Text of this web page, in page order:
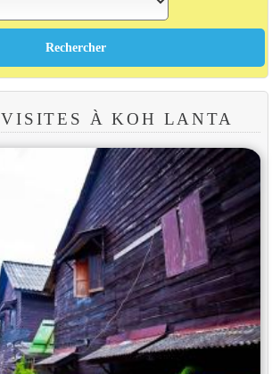
À KOH LANTA